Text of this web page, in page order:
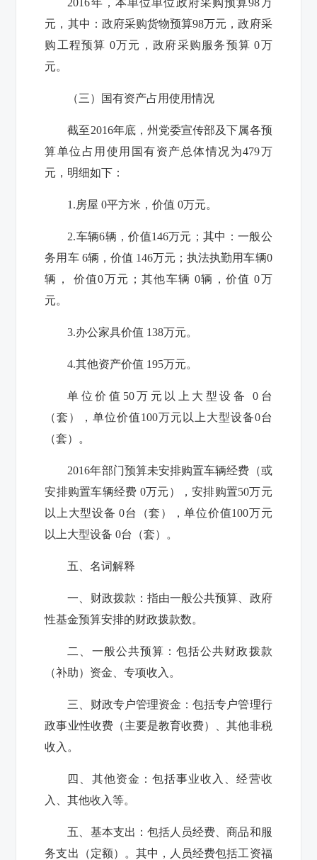
元，其中：政府采购货物预算98万元，政府采
购工程预算 0万元，政府采购服务预算 0万
元。
（三）国有资产占用使用情况
截至2016年底， 州党委宣传部及下属各预
算单位占用使用国有资产总体情况为479万
元，明细如下：
1.房屋 0平方米，价值 0万元。
2.车辆6辆，价值146万元；其中：一般公
务用车 6辆，价值 146万元；执法执勤用车辆0
辆， 价值0万元；其他车辆 0辆，价值 0万
元。
3.办公家具价值 138万元。
4.其他资产价值 195万元。
单位价值50万元以上大型设备 0台
（套），单位价值100万元以上大型设备0台
（套）。
2016年部门预算未安排购置车辆经费（或
安排购置车辆经费 0万元），安排购置50万元
以上大型设备 0台（套），单位价值100万元
以上大型设备 0台（套）。
五、名词解释
一、财政拨款： 指由一般公共预算、政府
性基金预算安排的财政拨款数。
二、一般公共预算：包括公共财政拨款
（补助）资金、专项收入。
三、财政专户管理资金：包括专户管理行
政事业性收费（主要是教育收费）、其他非税
收入。
四、其他资金： 包括事业收入、经营收
入、其他收入等。
五、基本支出： 包括人员经费、商品和服
务支出（定额）。其中，人员经费包括工资福